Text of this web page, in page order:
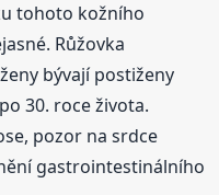
tohoto kožního
Růžovka
bývají postiženy
30. roce života.
pozor na srdce
gastrointestinálního